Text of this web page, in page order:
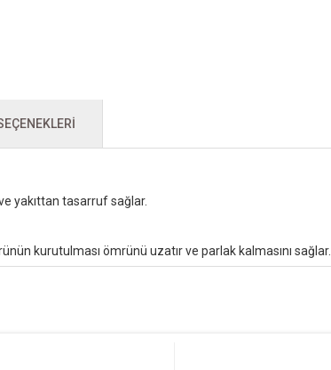
yakıttan tasarruf sağlar.
kurutulması ömrünü uzatır ve parlak kalmasını sağlar.